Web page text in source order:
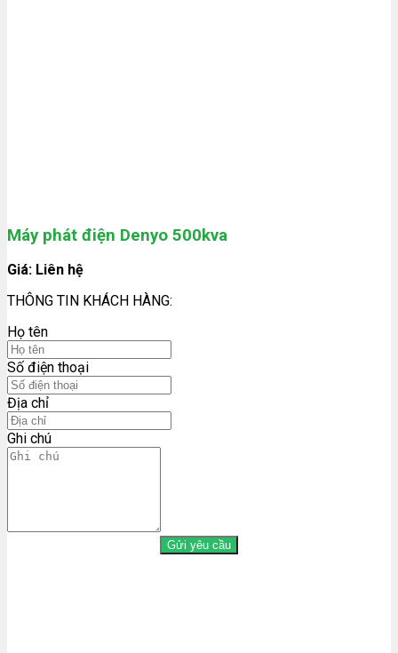
Máy phát điện Denyo 500kva
Giá: Liên hệ
THÔNG TIN KHÁCH HÀNG:
Họ tên
Số điện thoại
Địa chỉ
Ghi chú
Gửi yêu cầu